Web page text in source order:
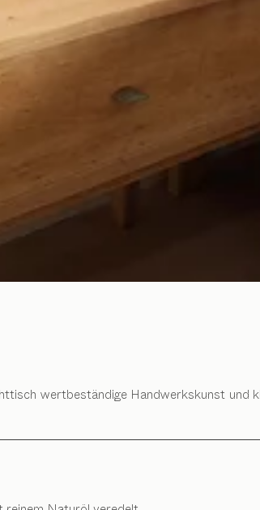
wertbeständige Handwerkskunst